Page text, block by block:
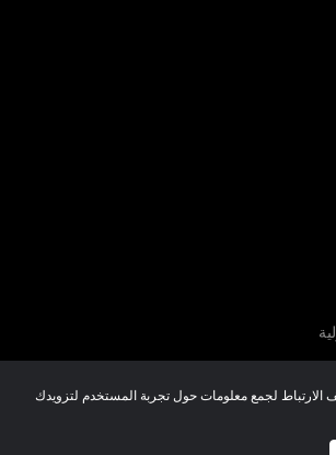
لجمع معلومات حول تجربة المستخدم لتزويدك